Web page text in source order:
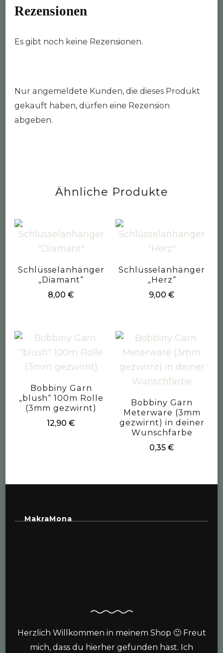
Rezensionen
Es gibt noch keine Rezensionen.
Nur angemeldete Kunden, die dieses Produkt
gekauft haben, dürfen eine Rezension
abgeben.
Ähnliche Produkte
Schlüsselanhänger
„Diamant“
8,00€
Schlüsselanhänger
„Herz“
9,00€
Bobbiny Garn
„blush“ 100m Rolle
(3mm gezwirnt)
12,90€
Bobbiny Garn
Meterware (3mm
gezwirnt) in deiner
Wunschfarbe
0,35€
MakraMona
Herzlich Willkommen in meinem Shop 🙂 Freut
mich, dass du hierher gefunden hast. Ich